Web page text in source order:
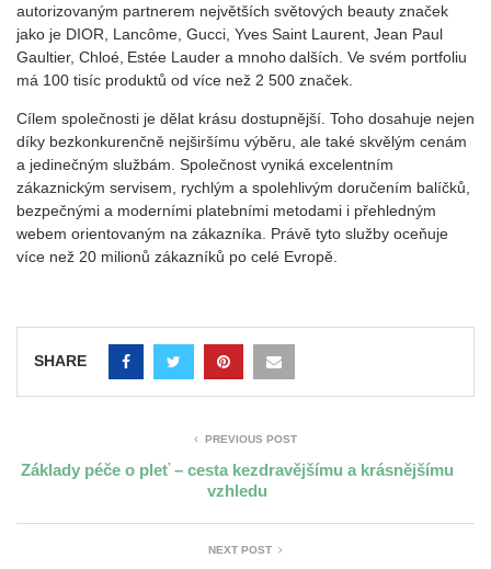
autorizovaným partnerem největších světových beauty značek
jako je DIOR, Lancôme, Gucci, Yves Saint Laurent, Jean Paul
Gaultier, Chloé, Estée Lauder a mnoho dalších. Ve svém portfoliu
má 100 tisíc produktů od více než 2 500 značek.
Cílem společnosti je dělat krásu dostupnější. Toho dosahuje nejen
díky bezkonkurenčně nejširšímu výběru, ale také skvělým cenám
a jedinečným službám. Společnost vyniká excelentním
zákaznickým servisem, rychlým a spolehlivým doručením balíčků,
bezpečnými a moderními platebními metodami i přehledným
webem orientovaným na zákazníka. Právě tyto služby oceňuje
více než 20 milionů zákazníků po celé Evropě.
SHARE
PREVIOUS POST
Základy péče o pleť – cesta kezdravějšímu a krásnějšímu
vzhledu
NEXT POST